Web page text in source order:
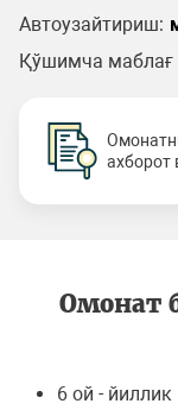
Автоузайтириш:
Қўшимча маблағ
ахборот
Омонат
6 ой - йиллик